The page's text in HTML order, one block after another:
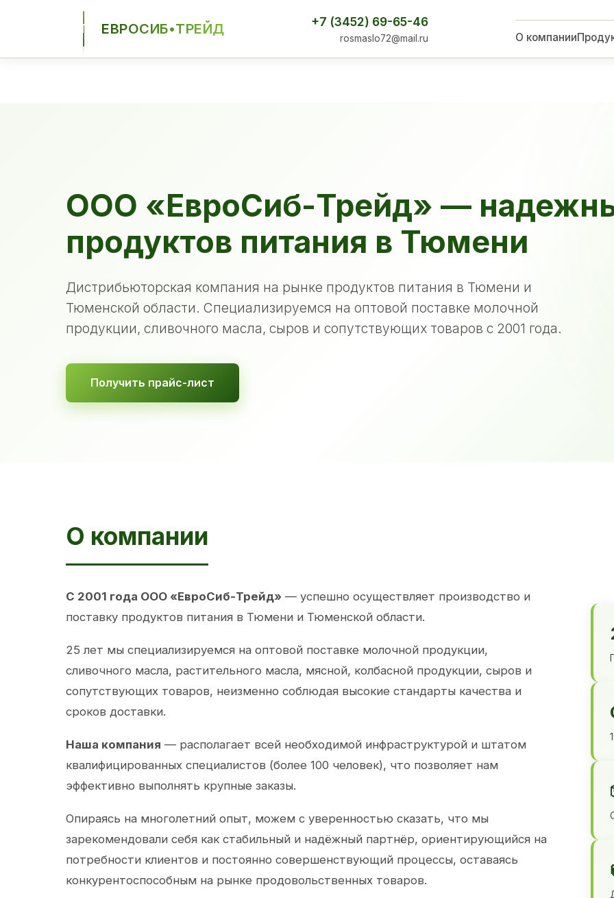
ЕСТ ЕВРОСИБ•ТРЕЙД +7 (3452) 69-65-46
rosmaslo72@mail.ru О компании
ООО «ЕвроСиб-Трейд» —
продуктов питания в Тюмени
Дистрибьюторская компания на рынке продуктов питания в Тюмени и
Тюменской области. Специализируемся на оптовой поставке молочной
продукции, сливочного масла, сыров и сопутствующих товаров с 2001 года.
Получить прайс-лист
О компании
С 2001 года ООО «ЕвроСиб-Трейд» — успешно осуществляет производство и
поставку продуктов питания в Тюмени и Тюменской области.
25 лет мы специализируемся на оптовой поставке молочной продукции,
сливочного масла, растительного масла, мясной, колбасной продукции, сыров и
сопутствующих товаров, неизменно соблюдая высокие стандарты качества и
сроков доставки.
Наша компания — располагает всей необходимой инфраструктурой и штатом
квалифицированных специалистов (более 100 человек), что позволяет нам
эффективно выполнять крупные заказы.
Опираясь на многолетний опыт, можем с уверенностью сказать, что мы
зарекомендовали себя как стабильный и надёжный партнёр, ориентирующийся на
потребности клиентов и постоянно совершенствующий процессы, оставаясь
конкурентоспособным на рынке продовольственных товаров.